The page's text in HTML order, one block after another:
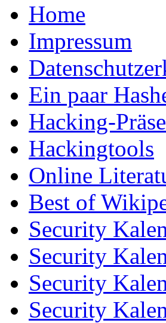
Home
Impressum
Ein paar
Hacking-
Hackingtools
Online
Best of
Security
Security
Security
Security